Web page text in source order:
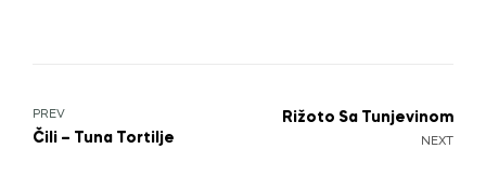
PREV
Čili – Tuna Tortilje NEXT
Rižoto Sa Tunjevinom